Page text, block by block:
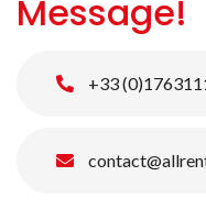
Message!
+33